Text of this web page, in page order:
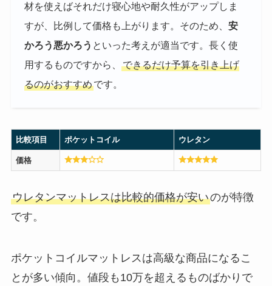
材を使えばそれだけ寝心地や耐久性がアップしま
すが、比例して価格も上がります。そのため、安
かろう悪かろう といった考えが適当です。長く使
用するものですから、できるだけ予算を引き上げ
るのがおすすめです。
比較項目 ポケットコイル ウレタン
価格
ウレタンマットレスは比較的価格が安いのが特徴
です。
ポケットコイルマットレスは高級な商品になるこ
とが多い傾向。値段も10万を超えるものばかりで